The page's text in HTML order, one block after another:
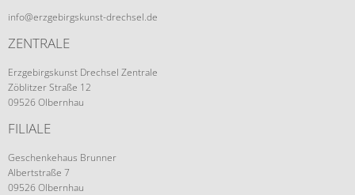
info@erzgebirgskunst-drechsel.de
ZENTRALE
Erzgebirgskunst Drechsel Zentrale
Zöblitzer Straße 12
09526 Olbernhau
FILIALE
Geschenkehaus Brunner
Albertstraße 7
09526 Olbernhau